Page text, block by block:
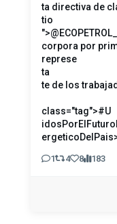
ta directiva de
tio
corpora por
represe
ta
te de los
class="tag">#U
ergeticoDelPais
1 4 8 183
USO